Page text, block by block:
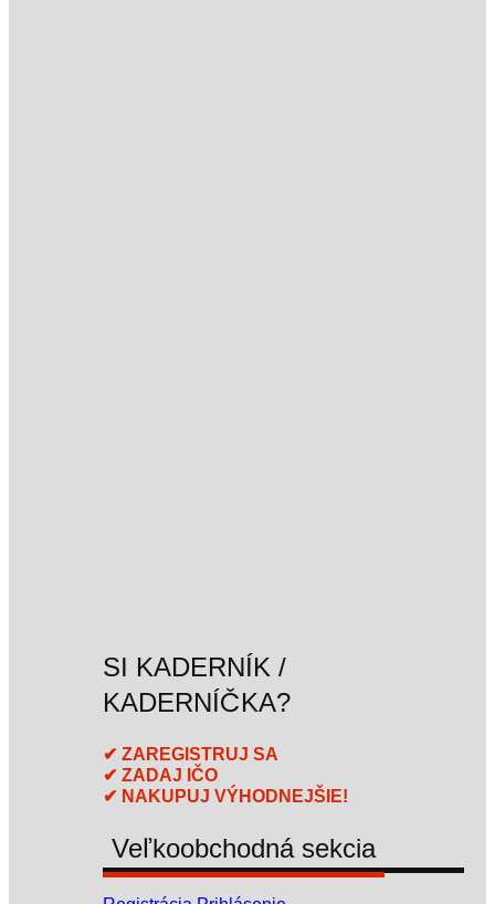
SI KADERNÍK /
KADERNÍČKA?
✔ ZAREGISTRUJ SA
✔ ZADAJ IČO
✔ NAKUPUJ VÝHODNEJŠIE!
Veľkoobchodná sekcia